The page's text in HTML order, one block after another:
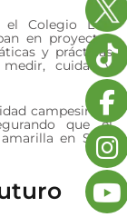
el Colegio Luis
en proyectos
y prácticas
medir, cuidar y
campesina y
que el
en Silos